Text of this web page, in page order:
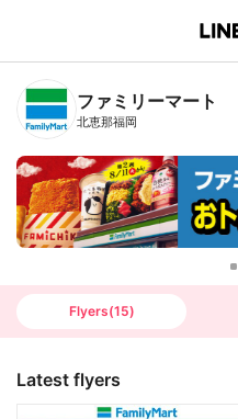
B
n
T
ファミリーマート
北恵那福岡
Flyers(15)
Latest flyers